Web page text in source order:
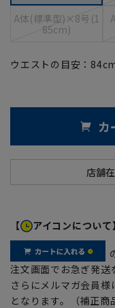
A体(標準型)×8号(1
85cm)
ウエストの目安： 84
カ
【 アイコンについて】
注文画面でお急ぎ発送
さらにメルマガ会員
となります。（補正商